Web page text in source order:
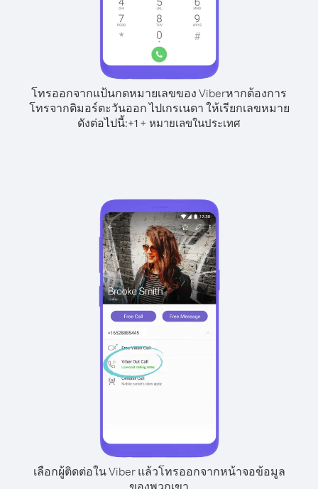
โทรออกจากแป้นกดหมายเลขของ Viberหากต้องการ
โทรจากติมอร์ตะวันออก ไปเกรเนดา ให้เรียกเลขหมาย
ดังต่อไปนี้:+1 + หมายเลขในประเทศ
เลือกผู้ติดต่อใน Viber แล้วโทรออกจากหน้าจอข้อมูล
ของพวกเขา